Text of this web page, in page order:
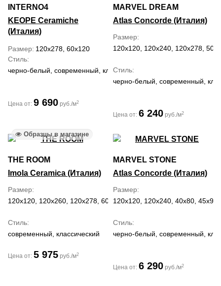
INTERNO4
KEOPE Ceramiche
(Италия)
Размер 120x278, 60x120
Стиль
черно-белый, современный, классический
Цена от: 9 690 руб./м2
MARVEL DREAM
Atlas Concorde (Италия)
Размер
120x120, 120x240, 120x278,
Стиль
черно-белый, современный,
Цена от: 6 240 руб./м2
Образцы в магазине
THE ROOM
Imola Ceramica (Италия)
Размер
120x120, 120x260, 120x278, 60x120, 60x60
Стиль
современный, классический
Цена от: 5 975 руб./м2
MARVEL STONE
Atlas Concorde (Италия)
Размер
120x120, 120x240, 40x80,
Стиль
черно-белый, современный,
Цена от: 6 290 руб./м2